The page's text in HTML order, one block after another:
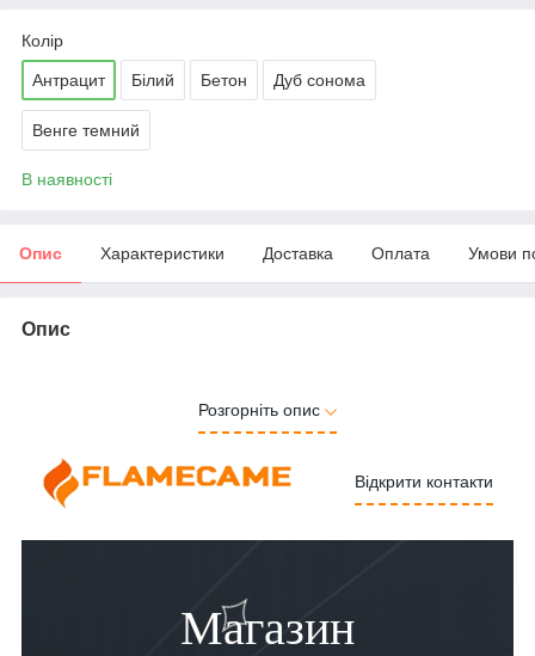
Колір
Антрацит Білий Бетон Дуб сонома
Венге темний
В наявності
Опис Характеристики Доставка Оплата Умови
Опис
Розгорніть опис
Відкрити контакти
Магазин